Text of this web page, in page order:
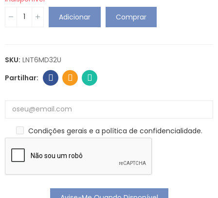
Adicionar
Comprar
SKU: LNT6MD32U
Condições gerais e a política de confidencialidade.